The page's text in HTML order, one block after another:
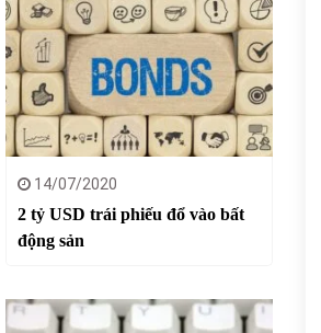
14/07/2020
2 tỷ USD trái phiếu đổ vào bất
động sản